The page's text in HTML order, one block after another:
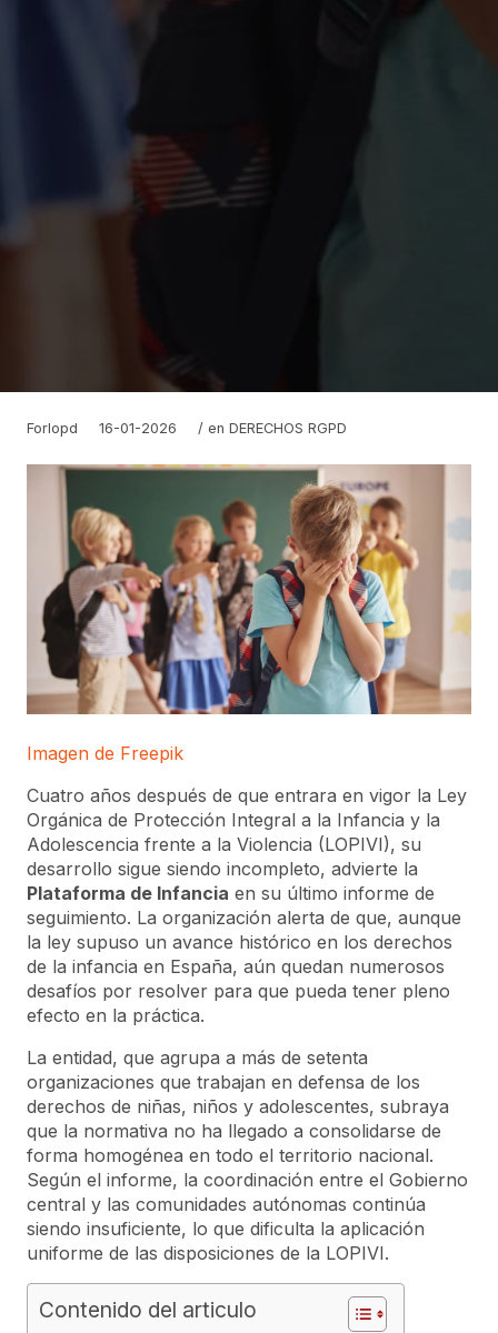
Forlopd 16-01-2026 / enDERECHOS RGPD
Imagen de Freepik
Cuatro años después de que entrara en vigor la Ley
Orgánica de Protección Integral a la Infancia y la
Adolescencia frente a la Violencia (LOPIVI), su
desarrollo sigue siendo incompleto, advierte la
Plataforma de Infancia en su último informe de
seguimiento. La organización alerta de que, aunque
la ley supuso un avance histórico en los derechos
de la infancia en España, aún quedan numerosos
desafíos por resolver para que pueda tener pleno
efecto en la práctica.
La entidad, que agrupa a más de setenta
organizaciones que trabajan en defensa de los
derechos de niñas, niños y adolescentes, subraya
que la normativa no ha llegado a consolidarse de
forma homogénea en todo el territorio nacional.
Según el informe, la coordinación entre el Gobierno
central y las comunidades autónomas continúa
siendo insuficiente, lo que dificulta la aplicación
uniforme de las disposiciones de la LOPIVI.
Contenido del articulo